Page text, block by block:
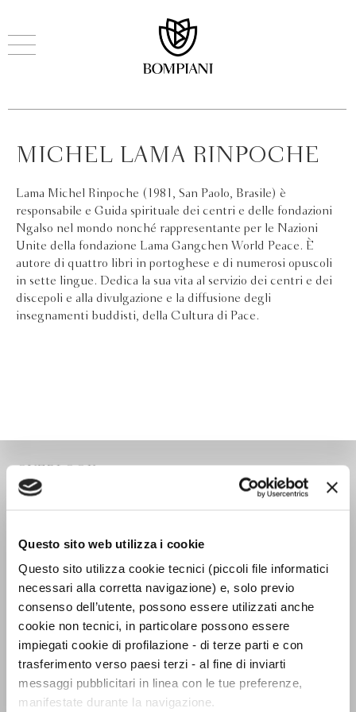
Questo sito web utilizza i cookie
Questo sito utilizza cookie tecnici (piccoli file informatici
necessari alla corretta navigazione) e, solo previo
consenso dell’utente, possono essere utilizzati anche
cookie non tecnici, in particolare possono essere
impiegati cookie di profilazione - di terze parti e con
trasferimento verso paesi terzi - al fine di inviarti
messaggi pubblicitari in linea con le tue preferenze,
manifestate durante la navigazione.
MICHEL LAMA RINPOCHE
Lama Michel Rinpoche (1981, San Paolo, Brasile) è
responsabile e Guida spirituale dei centri e delle fondazioni
Ngalso nel mondo nonché rappresentante per le Nazioni
Unite della fondazione Lama Gangchen World Peace. È
autore di quattro libri in portoghese e di numerosi opuscoli
in sette lingue. Dedica la sua vita al servizio dei centri e dei
discepoli e alla divulgazione e la diffusione degli
insegnamenti buddisti, della Cultura di Pace.